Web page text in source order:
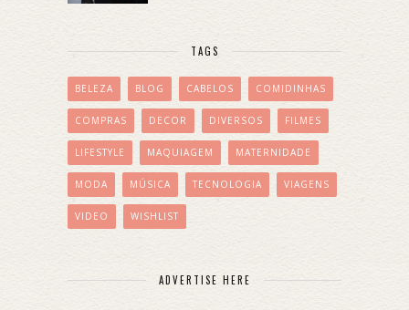
TAGS
BELEZA BLOG CABELOS COMIDINHAS
COMPRAS DECOR DIVERSOS FILMES
LIFESTYLE MAQUIAGEM MATERNIDADE
MODA MÚSICA TECNOLOGIA VIAGENS
VIDEO WISHLIST
ADVERTISE HERE